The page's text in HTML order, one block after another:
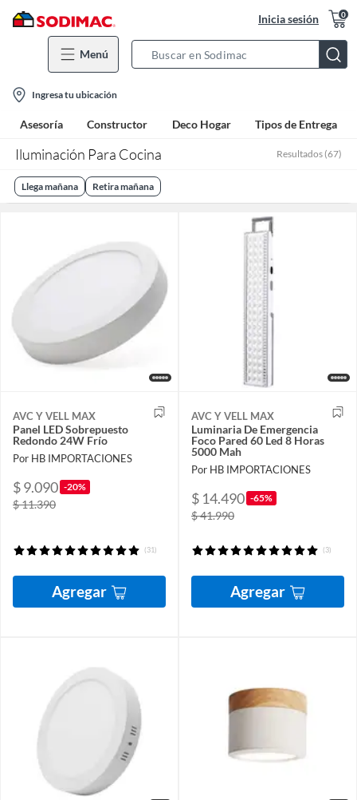
Inicia sesión 0
Menú
Bar
location-
icon
Ingresa tu ubicación
Asesoría Constructor Deco Hogar Tipos de Entrega
Iluminación Para Cocina Resultados (67)
Llega mañana Retira mañana
AVC Y VELL MAX
Panel LED Sobrepuesto
Redondo 24W Frío
Por HB IMPORTACIONES
$ 9.090 -20%
$ 11.390
(31)
Agregar
AVC Y VELL MAX
Luminaria De Emergencia
Foco Pared 60 Led 8 Horas
5000 Mah
Por HB IMPORTACIONES
$ 14.490 -65%
$ 41.990
(3)
Agregar